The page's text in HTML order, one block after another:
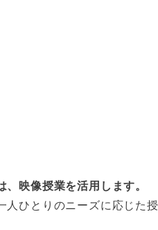
、映像授業を活用します。
ひとりのニーズに応じた